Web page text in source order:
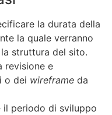
la durata della
la quale verranno
struttura del sito.
revisione e
o dei wireframe da
il periodo di sviluppo